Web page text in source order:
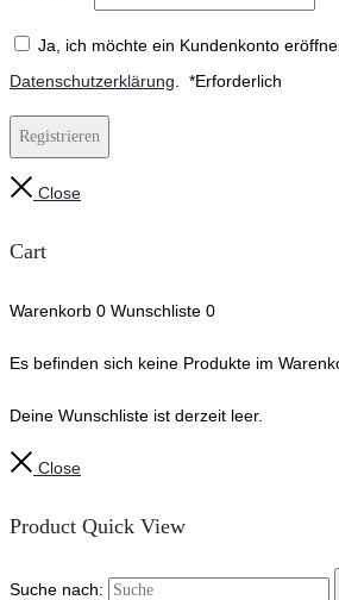
Ja, ich möchte ein Kundenkonto
Datenschutzerklärung. *Erforderlich
Registrieren
Close
Cart
Warenkorb 0 Wunschliste 0
Es befinden sich keine Produkte im
Deine Wunschliste ist derzeit leer.
Close
Product Quick View
Suche nach: